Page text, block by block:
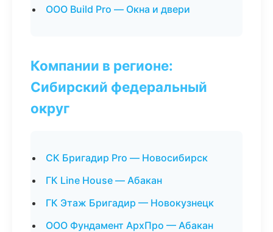
ООО Build Pro — Окна и двери
Компании в регионе:
Сибирский федеральный
округ
СК Бригадир Pro — Новосибирск
ГК Line House — Абакан
ГК Этаж Бригадир — Новокузнецк
ООО Фундамент АрхПро — Абакан